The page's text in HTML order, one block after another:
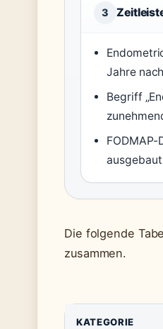
3
Jahre
Begriff
ausgebaut
Die folgende
zusammen.
KATEGORIE